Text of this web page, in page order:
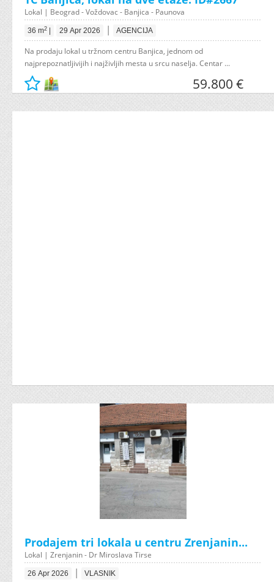
Lokal | Beograd - Voždovac - Banjica - Paunova
36 m2 29 Apr 2026 | AGENCIJA
Na prodaju lokal u tržnom centru Banjica, jednom od
najprepoznatljivijih i najživljih mesta u srcu naselja. Centar ...
59.800 €
Prodajem tri lokala u centru Zrenjanin...
Lokal | Zrenjanin - Dr Miroslava Tirse
26 Apr 2026 | VLASNIK